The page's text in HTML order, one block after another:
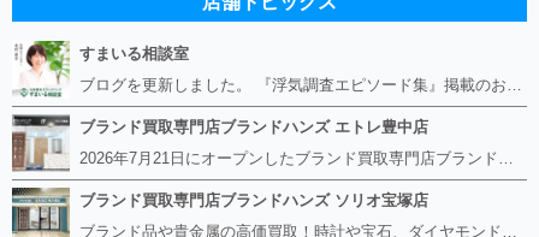
すまいる相談室
ブログを更新しました。 『浮気調査エピソード集』掲載のお知らせ https://smile-soudan.net/index.php?QBlog-20260808-1
ブランド買取専門店ブランドハンズ エトレ豊中店
2026年7月21日にオープンしたブランド買取専門店ブランドハンズ エトレ豊中店です。 阪急豊中駅直結のショッピングモール エトレとよなかの１階に店舗がございます。 金・貴金属、ブランド品、時計、宝石などその他ブランド食器や美容機器、ブランド香水や化粧品などの取り扱いもございます。 熟練の鑑定士が親切・丁寧に接客、査定をさせていただきます。 査定だけでもOK。お気軽にご来店下さいませ！
ブランド買取専門店ブランドハンズ ソリオ宝塚店
ブランド品や貴金属の高価買取！時計や宝石、ダイヤモンドなど家に眠っているものがあったら捨てる前にブランドハンズへお越しください。 査定料は無料、お値段が付くものかお調べいたします！ 宅配買取もありますので使っていない古いルイヴィトンのバッグや財布、壊れているオメガの時計、千切れている金のネックレスや指輪、小型家電も取り扱っておりますのでお気軽にご利用下さい☆ その他ブランド食器、銀シルバー製品、美容機器、脱毛器、スマホなど幅広く取り扱っております！